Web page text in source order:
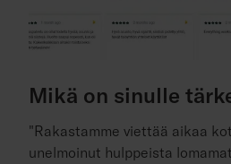
Mikä on sinulle
"Rakastamme viettää aikaa
unelmoinut hulppeista